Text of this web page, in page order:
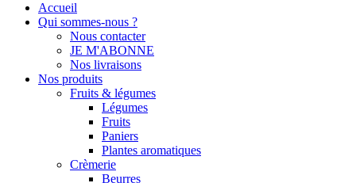
Accueil
Qui sommes-nous ?
Nous contacter
JE M'ABONNE
Nos livraisons
Nos produits
Fruits & légumes
Légumes
Fruits
Paniers
Plantes aromatiques
Crèmerie
Beurres